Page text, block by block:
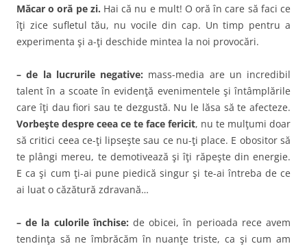
Măcar o oră pe zi. Hai că nu e mult! O oră în care să faci ce
îţi zice sufletul tău, nu vocile din cap. Un timp pentru a
experimenta şi a-ţi deschide mintea la noi provocări.
– de la lucrurile negative: mass-media are un incredibil
talent în a scoate în evidenţă evenimentele şi întâmplările
care îţi dau fiori sau te dezgustă. Nu le lăsa să te afecteze.
Vorbeşte despre ceea ce te face fericit, nu te mulţumi doar
să critici ceea ce-ţi lipseşte sau ce nu-ţi place. E obositor să
te plângi mereu, te demotivează şi îţi răpeşte din energie.
E ca şi cum ţi-ai pune piedică singur şi te-ai întreba de ce
ai luat o căzătură zdravană…
– de la culorile închise: de obicei, în perioada rece avem
tendinţa să ne îmbrăcăm în nuanţe triste, ca şi cum am